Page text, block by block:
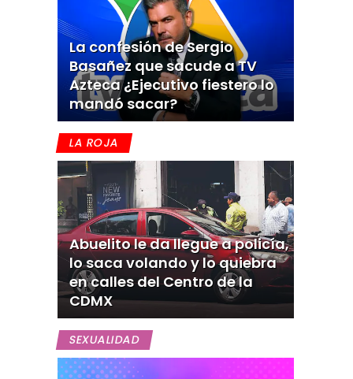
La confesión de Sergio
Basañez que sacude a TV
Azteca ¿Ejecutivo fiestero lo
mandó sacar?
LA ROJA
Abuelito le da llegue a policía,
lo saca volando y lo quiebra
en calles del Centro de la
CDMX
SEXUALIDAD